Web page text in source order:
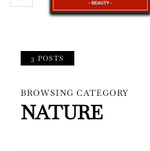
3 POSTS
BROWSING CATEGORY
NATURE